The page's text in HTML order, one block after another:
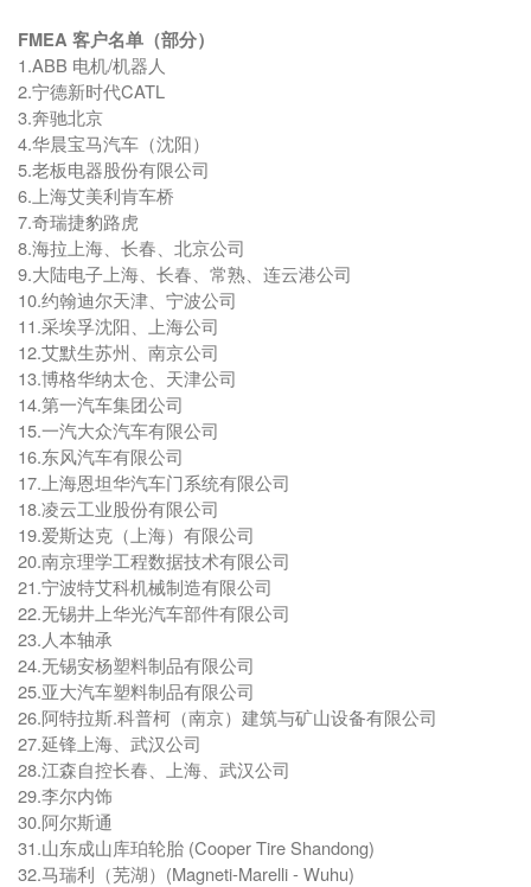
FMEA 客户名单（部分）
1.ABB 电机/机器人
2.宁德新时代CATL
3.奔驰北京
4.华晨宝马汽车（沈阳）
5.老板电器股份有限公司
6.上海艾美利肯车桥
7.奇瑞捷豹路虎
8.海拉上海、长春、北京公司
9.大陆电子上海、长春、常熟、连云港公司
10.约翰迪尔天津、宁波公司
11.采埃孚沈阳、上海公司
12.艾默生苏州、南京公司
13.博格华纳太仓、天津公司
14.第一汽车集团公司
15.一汽大众汽车有限公司
16.东风汽车有限公司
17.上海恩坦华汽车门系统有限公司
18.凌云工业股份有限公司
19.爱斯达克（上海）有限公司
20.南京理学工程数据技术有限公司
21.宁波特艾科机械制造有限公司
22.无锡井上华光汽车部件有限公司
23.人本轴承
24.无锡安杨塑料制品有限公司
25.亚大汽车塑料制品有限公司
26.阿特拉斯.科普柯（南京）建筑与矿山设备有限公司
27.延锋上海、武汉公司
28.江森自控长春、上海、武汉公司
29.李尔内饰
30.阿尔斯通
31.山东成山库珀轮胎 (Cooper Tire Shandong)
32.马瑞利（芜湖）(Magneti-Marelli - Wuhu)